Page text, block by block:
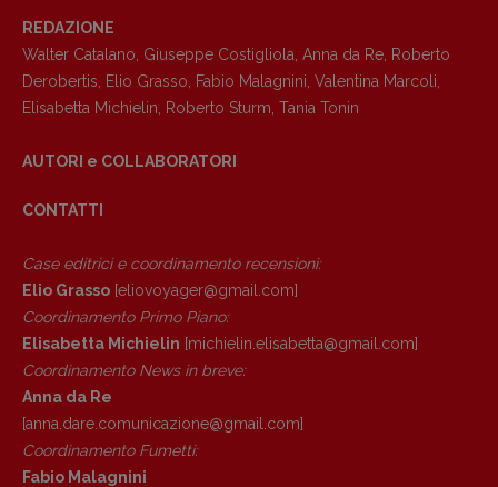
Copyright © 2018 – 2023 Pulp Magazine –
Associazione Pulp Magazine – registrazione
REDAZIONE
Walter Catalano Giuseppe Costigliola Anna da Re Roberto
Derobertis
Elio Grasso Fabio Malagnini Valentina Marcoli
Elisabetta Michielin
Roberto Sturm Tania Tonin
AUTORI e COLLABORATORI
CONTATTI
Case editrici e coordinamento recensioni:
Elio Grasso [eliovoyager@gmail.com]
Coordinamento Primo Piano:
Elisabetta Michielin [michielin.elisabetta@gmail.com]
Coordinamento News in breve:
Anna da Re
[anna.dare.comunicazione@gmail. com]
Coordinamento Fumetti:
Fabio Malagnini